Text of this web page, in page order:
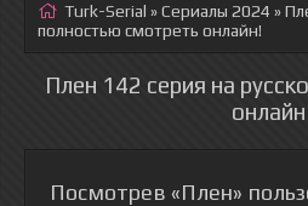
Turk-Serial »Сериалы 2024 »
полностью смотреть онлайн!
Плен 142 серия на
Посмотрев «Плен»